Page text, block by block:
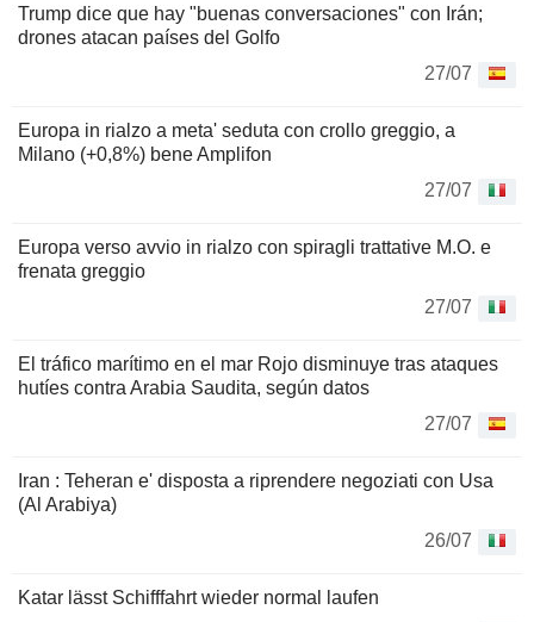
Trump dice que hay "buenas conversaciones" con Irán;
drones atacan países del Golfo
27/07
Europa in rialzo a meta' seduta con crollo greggio, a
Milano (+0,8%) bene Amplifon
27/07
Europa verso avvio in rialzo con spiragli trattative M.O. e
frenata greggio
27/07
El tráfico marítimo en el mar Rojo disminuye tras ataques
hutíes contra Arabia Saudita, según datos
27/07
Iran : Teheran e' disposta a riprendere negoziati con Usa
(Al Arabiya)
26/07
Katar lässt Schifffahrt wieder normal laufen